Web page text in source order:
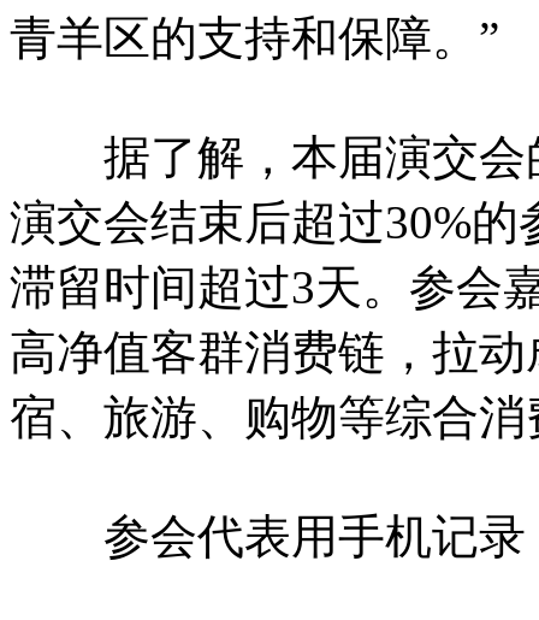
青羊区的支持和保障。”
据了解，本届演交会
演交会结束后超过30%
滞留时间超过3天。参会
高净值客群消费链，拉
宿、旅游、购物等综合消
参会代表用手机记录